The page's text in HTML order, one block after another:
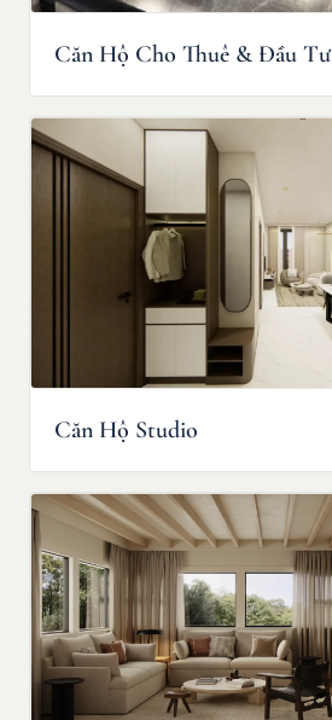
Căn Hộ Cho Thuê & Đầu Tư
Căn Hộ Studio